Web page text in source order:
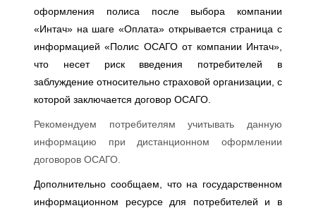
оформления полиса после выбора компании
«Интач» на шаге «Оплата» открывается страница с
информацией «Полис ОСАГО от компании Интач»,
что несет риск введения потребителей в
заблуждение относительно страховой организации, с
которой заключается договор ОСАГО.
Рекомендуем потребителям учитывать данную
информацию при дистанционном оформлении
договоров ОСАГО.
Дополнительно сообщаем, что на государственном
информационном ресурсе для потребителей и в